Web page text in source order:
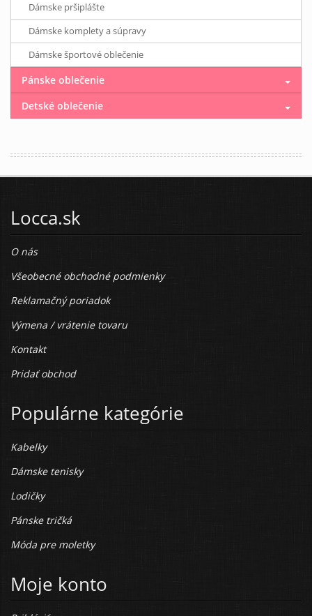
Dámske pršiplášte
Dámske komplety a súpravy
Dámske športové oblečenie
Pánske oblečenie
Detské oblečenie
Locca.sk
O nás
Všeobecné obchodné podmienky
Reklamačný poriadok
Výmena / vrátenie tovaru
Kontakt
Pridať obchod
Populárne kategórie
Kabelky
Dámske tenisky
Lodičky
Pánske tričká
Móda pre moletky
Moje konto